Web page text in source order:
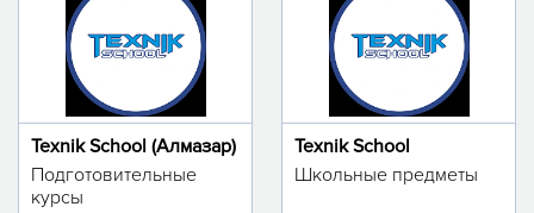
Texnik School (Алмазар)
Подготовительные
курсы
Texnik School
Школьные предметы